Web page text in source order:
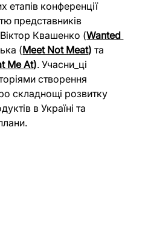
етапів конференції
представників
Квашенко (Wanted
(Meet Not Meat) та
Me At). Учасни_ці
створення
складнощі розвитку
в Україні та